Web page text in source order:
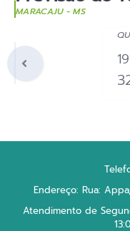
MARACAJU - MS
Endereço: Rua:
Atendimento de